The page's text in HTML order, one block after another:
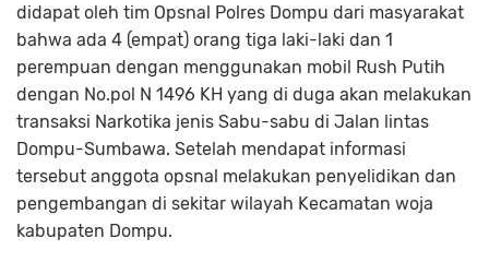
didapat oleh tim Opsnal Polres Dompu dari masyarakat
bahwa ada 4 (empat) orang tiga laki-laki dan 1
perempuan dengan menggunakan mobil Rush Putih
dengan No.pol N 1496 KH yang di duga akan melakukan
transaksi Narkotika jenis Sabu-sabu di Jalan lintas
Dompu-Sumbawa. Setelah mendapat informasi
tersebut anggota opsnal melakukan penyelidikan dan
pengembangan di sekitar wilayah Kecamatan woja
kabupaten Dompu.